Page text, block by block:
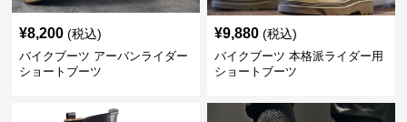
¥8,200 (税込)
バイクブーツ アーバンライダー
ショートブーツ
¥9,880 (税込)
バイクブーツ 本格派ライダー用
ショートブーツ